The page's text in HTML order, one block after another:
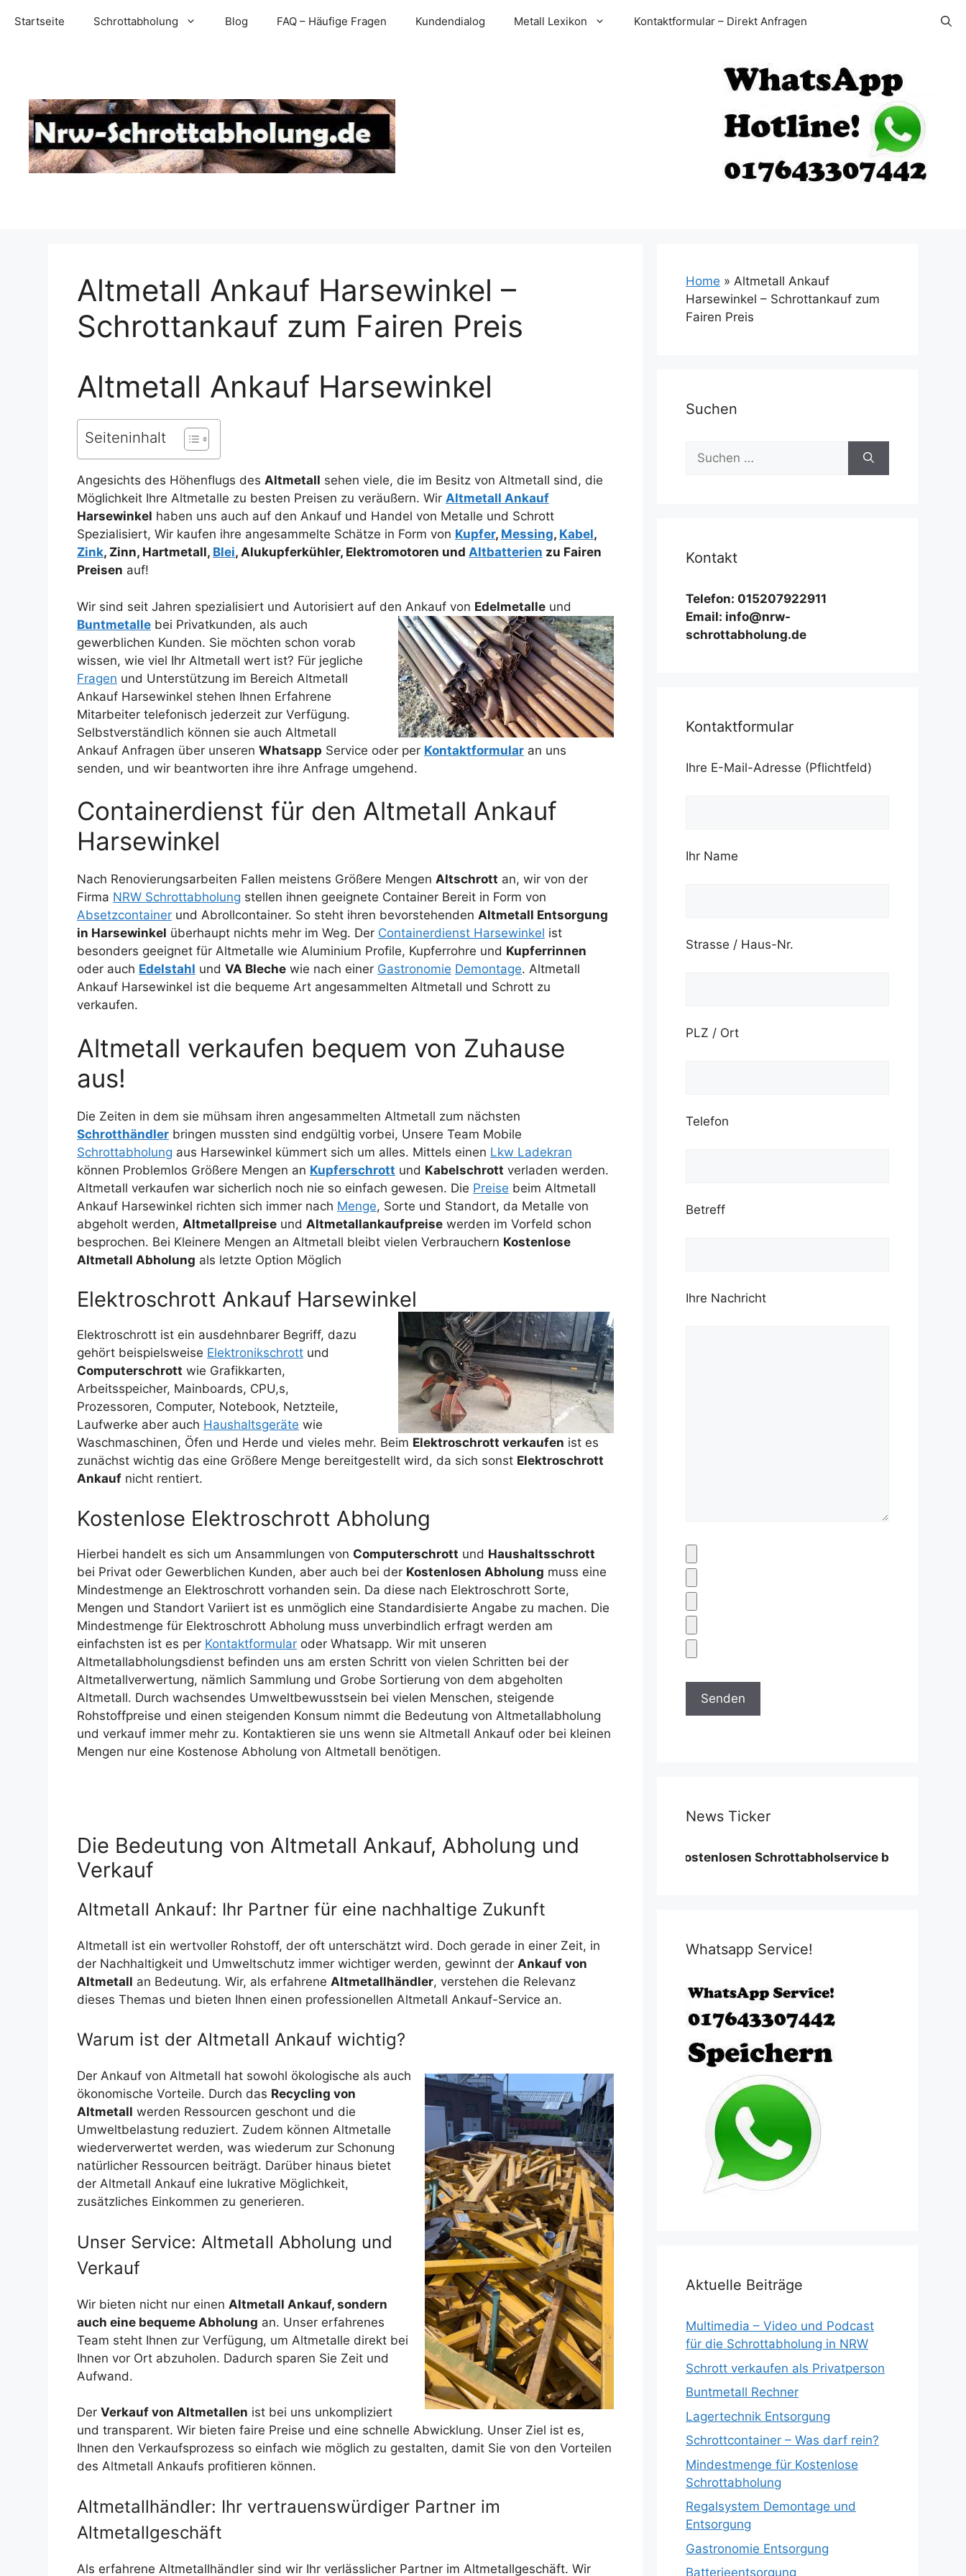
InhaltStartseite Schrottabholung Blog FAQ – Häufige Fragen Kundendialog Metall Lexikon Kontaktformular – Direkt Anfragen
Altmetall Ankauf Harsewinkel –
Schrottankauf zum Fairen Preis
Altmetall Ankauf Harsewinkel
Seiteninhalt
Angesichts des Höhenflugs des Altmetall sehen viele, die im Besitz von Altmetall sind, die
Möglichkeit Ihre Altmetalle zu besten Preisen zu veräußern. Wir Altmetall Ankauf
Harsewinkel haben uns auch auf den Ankauf und Handel von Metalle und Schrott
Spezialisiert, Wir kaufen ihre angesammelte Schätze in Form von Kupfer, Messing, Kabel,
Zink, Zinn, Hartmetall, Blei, Alukupferkühler, Elektromotoren und Altbatterien zu Fairen
Preisen auf!
Wir sind seit Jahren spezialisiert und Autorisiert auf den Ankauf von Edelmetalle und
Buntmetalle bei Privatkunden, als auch
gewerblichen Kunden. Sie möchten schon vorab
wissen, wie viel Ihr Altmetall wert ist? Für jegliche
Fragen und Unterstützung im Bereich Altmetall
Ankauf Harsewinkel stehen Ihnen Erfahrene
Mitarbeiter telefonisch jederzeit zur Verfügung.
Selbstverständlich können sie auch Altmetall
Ankauf Anfragen über unseren Whatsapp Service oder per Kontaktformular an uns
senden, und wir beantworten ihre ihre Anfrage umgehend.
Containerdienst für den Altmetall Ankauf
Harsewinkel
Nach Renovierungsarbeiten Fallen meistens Größere Mengen Altschrott an, wir von der
Firma NRW Schrottabholung stellen ihnen geeignete Container Bereit in Form von
Absetzcontainer und Abrollcontainer. So steht ihren bevorstehenden Altmetall Entsorgung
in Harsewinkel überhaupt nichts mehr im Weg. Der Containerdienst Harsewinkel ist
besonders geeignet für Altmetalle wie Aluminium Profile, Kupferrohre und Kupferrinnen
oder auch Edelstahl und VA Bleche wie nach einer Gastronomie Demontage. Altmetall
Ankauf Harsewinkel ist die bequeme Art angesammelten Altmetall und Schrott zu
verkaufen.
Altmetall verkaufen bequem von Zuhause
aus!
Die Zeiten in dem sie mühsam ihren angesammelten Altmetall zum nächsten
Schrotthändler bringen mussten sind endgültig vorbei, Unsere Team Mobile
Schrottabholung aus Harsewinkel kümmert sich um alles. Mittels einen Lkw Ladekran
können Problemlos Größere Mengen an Kupferschrott und Kabelschrott verladen werden.
Altmetall verkaufen war sicherlich noch nie so einfach gewesen. Die Preise beim Altmetall
Ankauf Harsewinkel richten sich immer nach Menge, Sorte und Standort, da Metalle von
abgeholt werden, Altmetallpreise und Altmetallankaufpreise werden im Vorfeld schon
besprochen. Bei Kleinere Mengen an Altmetall bleibt vielen Verbrauchern Kostenlose
Altmetall Abholung als letzte Option Möglich
Elektroschrott Ankauf Harsewinkel
Elektroschrott ist ein ausdehnbarer Begriff, dazu
gehört beispielsweise Elektronikschrott und
Computerschrott wie Grafikkarten,
Arbeitsspeicher, Mainboards, CPU,s,
Prozessoren, Computer, Notebook, Netzteile,
Laufwerke aber auch Haushaltsgeräte wie
Waschmaschinen, Öfen und Herde und vieles mehr. Beim Elektroschrott verkaufen ist es
zunächst wichtig das eine Größere Menge bereitgestellt wird, da sich sonst Elektroschrott
Ankauf nicht rentiert.
Kostenlose Elektroschrott Abholung
Hierbei handelt es sich um Ansammlungen von Computerschrott und Haushaltsschrott
bei Privat oder Gewerblichen Kunden, aber auch bei der Kostenlosen Abholung muss eine
Mindestmenge an Elektroschrott vorhanden sein. Da diese nach Elektroschrott Sorte,
Mengen und Standort Variiert ist es unmöglich eine Standardisierte Angabe zu machen. Die
Mindestmenge für Elektroschrott Abholung muss unverbindlich erfragt werden am
einfachsten ist es per Kontaktformular oder Whatsapp. Wir mit unseren
Altmetallabholungsdienst befinden uns am ersten Schritt von vielen Schritten bei der
Altmetallverwertung, nämlich Sammlung und Grobe Sortierung von dem abgeholten
Altmetall. Durch wachsendes Umweltbewusstsein bei vielen Menschen, steigende
Rohstoffpreise und einen steigenden Konsum nimmt die Bedeutung von Altmetallabholung
und verkauf immer mehr zu. Kontaktieren sie uns wenn sie Altmetall Ankauf oder bei kleinen
Mengen nur eine Kostenose Abholung von Altmetall benötigen.
Die Bedeutung von Altmetall Ankauf, Abholung und
Verkauf
Altmetall Ankauf: Ihr Partner für eine nachhaltige Zukunft
Altmetall ist ein wertvoller Rohstoff, der oft unterschätzt wird. Doch gerade in einer Zeit, in
der Nachhaltigkeit und Umweltschutz immer wichtiger werden, gewinnt der Ankauf von
Altmetall an Bedeutung. Wir, als erfahrene Altmetallhändler, verstehen die Relevanz
dieses Themas und bieten Ihnen einen professionellen Altmetall Ankauf-Service an.
Warum ist der Altmetall Ankauf wichtig?
Der Ankauf von Altmetall hat sowohl ökologische als auch
ökonomische Vorteile. Durch das Recycling von
Altmetall werden Ressourcen geschont und die
Umweltbelastung reduziert. Zudem können Altmetalle
wiederverwertet werden, was wiederum zur Schonung
natürlicher Ressourcen beiträgt. Darüber hinaus bietet
der Altmetall Ankauf eine lukrative Möglichkeit,
zusätzliches Einkommen zu generieren.
Unser Service: Altmetall Abholung und
Verkauf
Wir bieten nicht nur einen Altmetall Ankauf, sondern
auch eine bequeme Abholung an. Unser erfahrenes
Team steht Ihnen zur Verfügung, um Altmetalle direkt bei
Ihnen vor Ort abzuholen. Dadurch sparen Sie Zeit und
Aufwand.
Der Verkauf von Altmetallen ist bei uns unkompliziert
und transparent. Wir bieten faire Preise und eine schnelle Abwicklung. Unser Ziel ist es,
Ihnen den Verkaufsprozess so einfach wie möglich zu gestalten, damit Sie von den Vorteilen
des Altmetall Ankaufs profitieren können.
Altmetallhändler: Ihr vertrauenswürdiger Partner im
Altmetallgeschäft
Als erfahrene Altmetallhändler sind wir Ihr verlässlicher Partner im Altmetallgeschäft. Wir
Home » Altmetall Ankauf
Harsewinkel – Schrottankauf zum
Fairen Preis
Suchen
Suchen
nach:
Kontakt
Telefon: 015207922911
Email: info@nrw-
schrottabholung.de
Kontaktformular
Ihre E-Mail-Adresse (Pflichtfeld)
Ihr Name
Strasse / Haus-Nr.
PLZ / Ort
Telefon
Betreff
Ihre Nachricht
News Ticker
Für unseren Kostenlosen Schrottabholservice benötigen wir eine
Whatsapp Service!
Aktuelle Beiträge
Multimedia – Video und Podcast
für die Schrottabholung in NRW
Schrott verkaufen als Privatperson
Buntmetall Rechner
Lagertechnik Entsorgung
Schrottcontainer – Was darf rein?
Mindestmenge für Kostenlose
Schrottabholung
Regalsystem Demontage und
Entsorgung
Gastronomie Entsorgung
Batterieentsorgung